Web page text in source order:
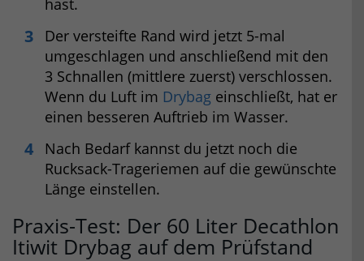
Der versteifte Rand wird jetzt 5-mal
umgeschlagen und anschließend mit den
3 Schnallen (mittlere zuerst) verschlossen.
Wenn du Luft im Drybag einschließt, hat er
einen besseren Auftrieb im Wasser.
Nach Bedarf kannst du jetzt noch die
Rucksack-Trageriemen auf die gewünschte
Länge einstellen.
Praxis-Test: Der 60 Liter Decathlon
Itiwit Drybag auf dem Prüfstand